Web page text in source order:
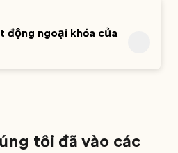
động ngoại khóa của
tôi đã vào các